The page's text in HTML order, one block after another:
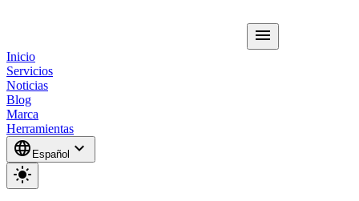
menu
Inicio
Servicios
Noticias
Blog
Marca
Herramientas
language Español expand_more
light_mode